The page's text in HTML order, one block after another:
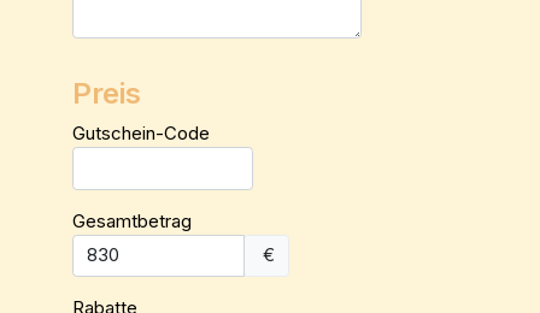
Preis
Gutschein-Code
Gesamtbetrag
€
Rabatte